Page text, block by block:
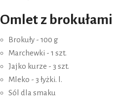
Omlet z brokułami
Brokuły - 100 g
Marchewki - 1 szt.
Jajko kurze - 3 szt.
Mleko - 3 łyżki. l.
Sól dla smaku